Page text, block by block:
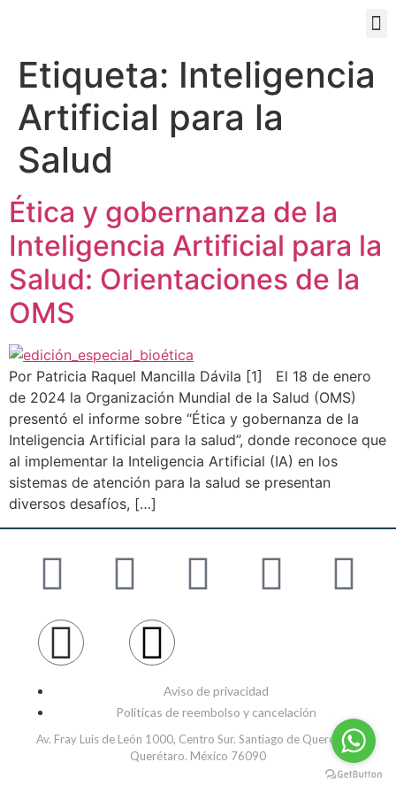
Etiqueta: Inteligencia
Artificial para la
Salud
Ética y gobernanza de la
Inteligencia Artificial para la
Salud: Orientaciones de la
OMS
Por Patricia Raquel Mancilla Dávila [1] El 18 de enero
de 2024 la Organización Mundial de la Salud (OMS)
presentó el informe sobre “Ética y gobernanza de la
Inteligencia Artificial para la salud”, donde reconoce que
al implementar la Inteligencia Artificial (IA) en los
sistemas de atención para la salud se presentan
diversos desafíos, […]
Aviso de privacidad
Políticas de reembolso y cancelación
Av. Fray Luis de León 1000, Centro Sur. Santiago de Querétaro,
Querétaro. México 76090